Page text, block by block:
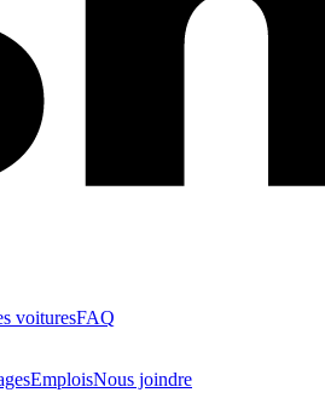
voituresFAQ
EmploisNous joindre